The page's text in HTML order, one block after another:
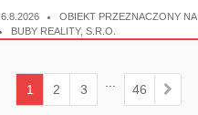
6.8.2026
OBIEKT PRZEZNACZONY
BUBY REALITY, S.R.O.
1
2 3 ... 46